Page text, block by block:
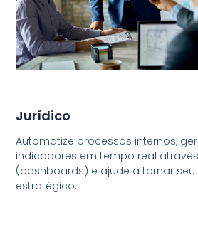
Jurídico
Automatize processos internos,
indicadores em tempo real
(dashboards) e ajude a tornar
estratégico.